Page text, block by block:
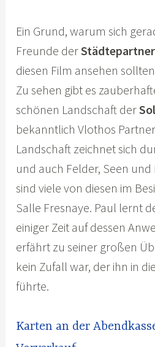
Ein Grund, warum sich
Freunde der
diesen Film ansehen
Zu sehen gibt es
schönen Landschaft der
bekanntlich Vlothos
Landschaft zeichnet sich
und auch Felder, Seen
sind viele von diesen im
Salle Fresnaye. Paul lernt
einiger Zeit auf dessen
erfährt zu seiner großen
kein Zufall war, der ihn in
führte.
Karten an der